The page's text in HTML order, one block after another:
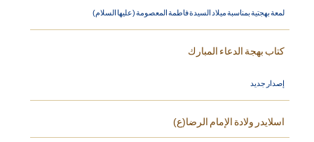
لمعة بهجتية بمناسبة ميلاد السيدة فاطمة المعصومة (عليها السلام)
كتاب بهجة الدعاء المبارك
إصدار جديد
اسلايدر ولادة الإمام الرضا(ع)